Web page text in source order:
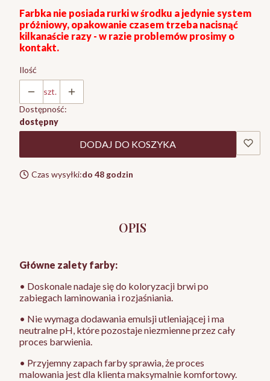
Farbka nie posiada rurki w środku a jedynie system
próżniowy, opakowanie czasem trzeba nacisnąć
kilkanaście razy - w razie problemów prosimy o
kontakt.
Ilość
szt.
Dostępność:
dostępny
DODAJ DO KOSZYKA
Czas wysyłki:do 48 godzin
OPIS
Główne zalety farby:
• Doskonale nadaje się do koloryzacji brwi po
zabiegach laminowania i rozjaśniania.
• Nie wymaga dodawania emulsji utleniającej i ma
neutralne pH, które pozostaje niezmienne przez cały
proces barwienia.
• Przyjemny zapach farby sprawia, że proces
malowania jest dla klienta maksymalnie komfortowy.